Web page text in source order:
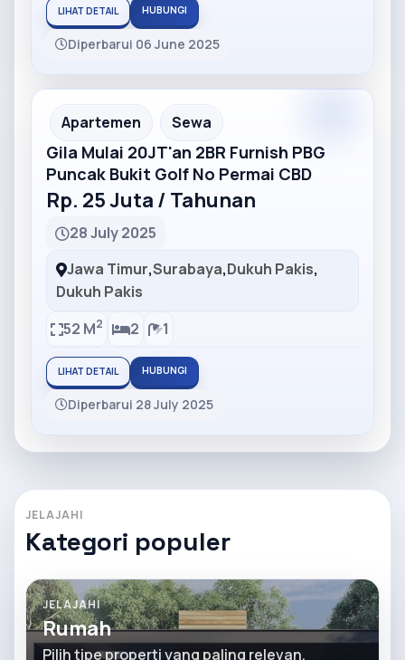
LIHAT DETAIL HUBUNGI
Diperbarui 06 June 2025
Partner Ad
Apartemen Sewa
Gila Mulai 20JT'an 2BR Furnish PBG
Puncak Bukit Golf No Permai CBD
Rp. 25 Juta / Tahunan
28 July 2025
Jawa Timur,Surabaya,Dukuh Pakis,
Dukuh Pakis
52 M2 2 1
LIHAT DETAIL HUBUNGI
Diperbarui 28 July 2025
JELAJAHI
Kategori populer
JELAJAHI
Rumah
Pilih tipe properti yang paling relevan.